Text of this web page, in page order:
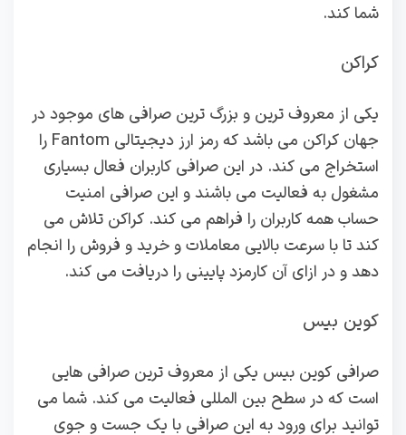
شما کند.
کراکن
یکی از معروف ترین و بزرگ ترین صرافی های موجود در
جهان کراکن می باشد که رمز ارز دیجیتالی Fantom را
استخراج می کند. در این صرافی کاربران فعال بسیاری
مشغول به فعالیت می باشند و این صرافی امنیت
حساب همه کاربران را فراهم می کند. کراکن تلاش می
کند تا با سرعت بالایی معاملات و خرید و فروش را انجام
دهد و در ازای آن کارمزد پایینی را دریافت می کند.
کوین بیس
صرافی کوین بیس یکی از معروف ترین صرافی هایی
است که در سطح بین المللی فعالیت می کند. شما می
توانید برای ورود به این صرافی با یک جست و جوی